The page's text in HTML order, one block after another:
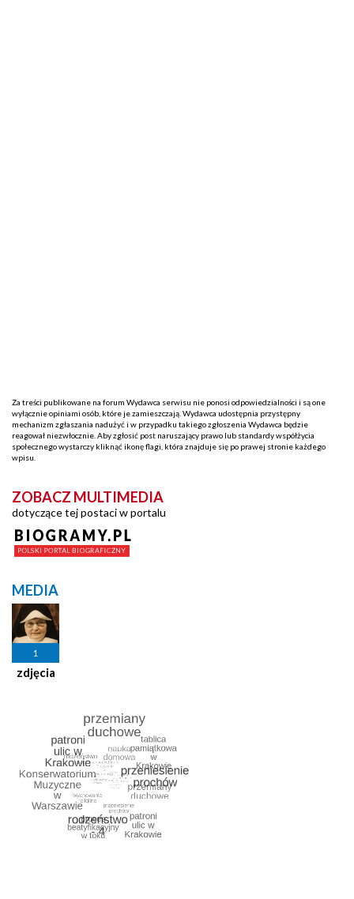
Za treści publikowane na forum Wydawca serwisu nie ponosi odpowiedzialności i są one
wyłącznie opiniami osób, które je zamieszczają. Wydawca udostępnia przystępny
mechanizm zgłaszania nadużyć i w przypadku takiego zgłoszenia Wydawca będzie
reagował niezwłocznie. Aby zgłosić post naruszający prawo lub standardy współżycia
społecznego wystarczy kliknąć ikonę flagi, która znajduje się po prawej stronie każdego
wpisu.
ZOBACZ MULTIMEDIA
dotyczące tej postaci w portalu
MEDIA
1
zdjęcia